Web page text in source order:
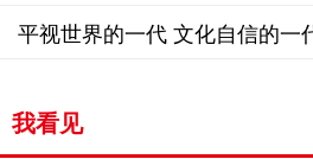
平视世界的一代 文化自信的一
我看见